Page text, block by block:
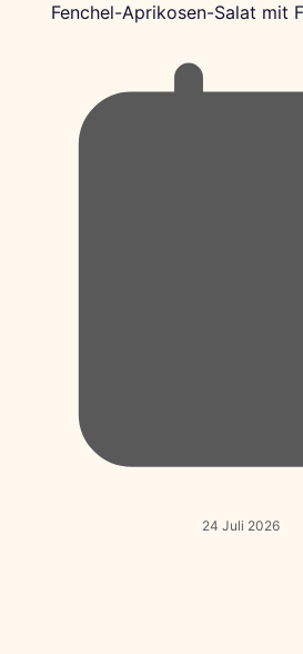
Fenchel-Aprikosen-Salat mit
24 Juli 2026